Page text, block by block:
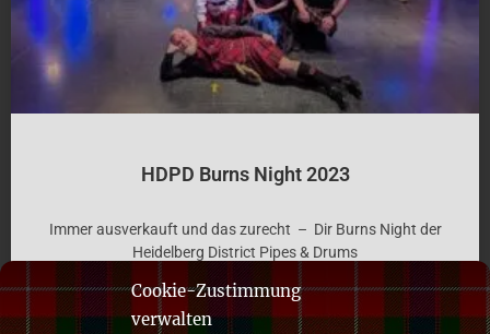
Cookie-Zustimmung
verwalten
HDPD Burns Night 2023
Immer ausverkauft und das zurecht – Dir Burns Night der
Heidelberg District Pipes & Drums
Clan Fraser Saturday, 11. Feb. 2023